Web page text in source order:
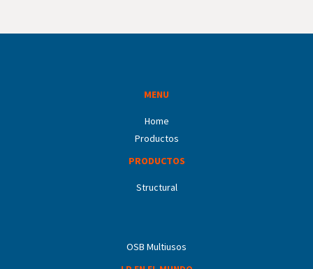
MENU
Home
Productos
PRODUCTOS
Structural
OSB Multiusos